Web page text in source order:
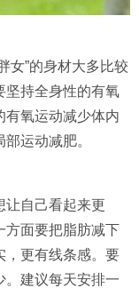
”的身材大多比较
坚持全身性的有氧
有氧运动减少体内
运动减肥。
自己看起来更
方面要把脂肪减下
，更有线条感。要
。建议每天安排一